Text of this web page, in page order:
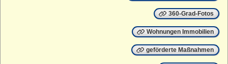
360-Grad-Fotos
Wohnungen Immobilien
geförderte Maßnahmen